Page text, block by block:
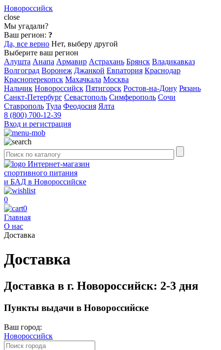
Новороссийск
close
Мы угадали?
Ваш регион: ?
Да, все верно Нет, выберу другой
Выберите ваш регион
Алушта Анапа Армавир Астрахань Брянск Владикавказ
Волгоград Воронеж Джанкой Евпатория Краснодар
Красноперекопск Махачкала Москва
Нальчик Новороссийск Пятигорск Ростов-на-Дону Рязань
Санкт-Петербург Севастополь Симферополь Сочи
Ставрополь Тула Феодосия Ялта
8 (800) 700-12-39
Вход и регистрация
Интернет-магазин
спортивного питания
и БАД в Новороссийске
0
0
Главная
О нас
Доставка
Доставка
Доставка в г. Новороссийск: 2-3 дня
Пункты выдачи в Новороссийске
Ваш город:
Новороссийск